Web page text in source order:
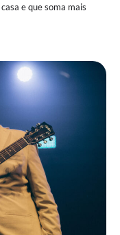
e que soma mais